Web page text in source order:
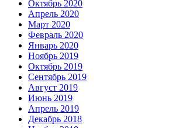
Октябрь 2020
Апрель 2020
Март 2020
Февраль 2020
Январь 2020
Ноябрь 2019
Октябрь 2019
Сентябрь 2019
Август 2019
Июнь 2019
Апрель 2019
Декабрь 2018